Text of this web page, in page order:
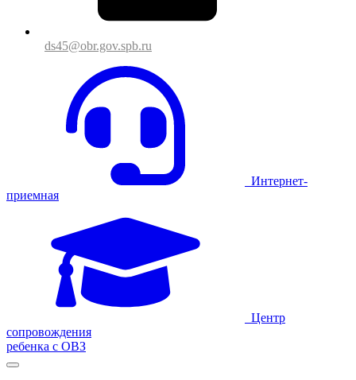
ds45@obr.gov.spb.ru
Интернет-
приемная
Центр
сопровождения
ребенка с ОВЗ